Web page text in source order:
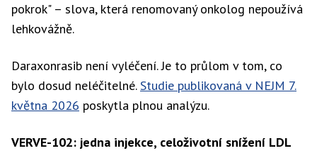
pokrok" – slova, která renomovaný onkolog nepoužívá
lehkovážně.
Daraxonrasib není vyléčení. Je to průlom v tom, co
bylo dosud neléčitelné.Studie publikovaná v NEJM 7.
května 2026 poskytla plnou analýzu.
VERVE-102: jedna injekce, celoživotní snížení LDL